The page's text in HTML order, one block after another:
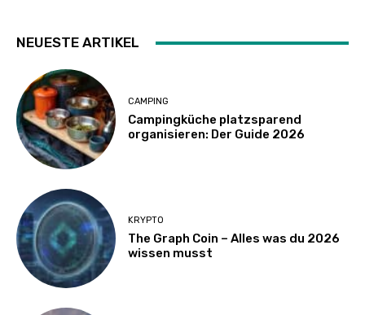
NEUESTE ARTIKEL
CAMPING
Campingküche platzsparend
organisieren: Der Guide 2026
KRYPTO
The Graph Coin – Alles was du 2026
wissen musst